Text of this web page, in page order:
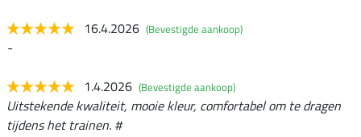
16.4.2026 (Bevestigde aankoop)
-
1.4.2026 (Bevestigde aankoop)
Uitstekende kwaliteit, mooie kleur, comfortabel om te dragen
tijdens het trainen. #